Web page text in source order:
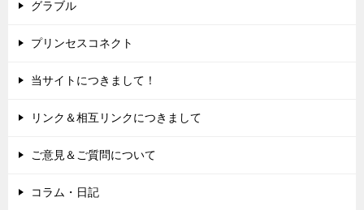
グラブル
プリンセスコネクト
当サイトにつきまして！
リンク＆相互リンクにつきまして
ご意見＆ご質問について
コラム・日記